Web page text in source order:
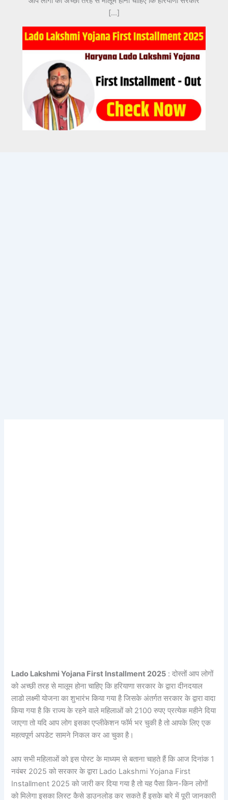
[…]
Lado Lakshmi Yojana First Installment 2025 : दोस्तों आप लोगों
को अच्छी तरह से मालूम होना चाहिए कि हरियाणा सरकार के द्वारा दीनदयाल
लाडो लक्ष्मी योजना का शुभारंभ किया गया है जिसके अंतर्गत सरकार के द्वारा वादा
किया गया है कि राज्य के रहने वाले महिलाओं को 2100 रुपए प्रत्येक महीने दिया
जाएगा तो यदि आप लोग इसका एप्लीकेशन फॉर्म भर चुकी है तो आपके लिए एक
महत्वपूर्ण अपडेट सामने निकल कर आ चुका है।
आप सभी महिलाओं को इस पोस्ट के माध्यम से बताना चाहते हैं कि आज दिनांक 1
नवंबर 2025 को सरकार के द्वारा Lado Lakshmi Yojana First
Installment 2025 को जारी कर दिया गया है तो यह पैसा किन-किन लोगों
को मिलेगा इसका लिस्ट कैसे डाउनलोड कर सकते हैं इसके बारे में पूरी जानकारी